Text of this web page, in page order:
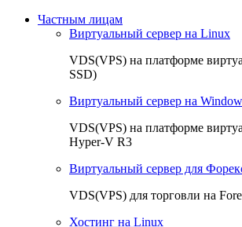
Частным лицам
Виртуальный сервер на Linux
VDS(VPS) на платформе
SSD)
Виртуальный сервер на
VDS(VPS) на платформе
Hyper-V R3
Виртуальный сервер для
VDS(VPS) для торговли на
Хостинг на Linux